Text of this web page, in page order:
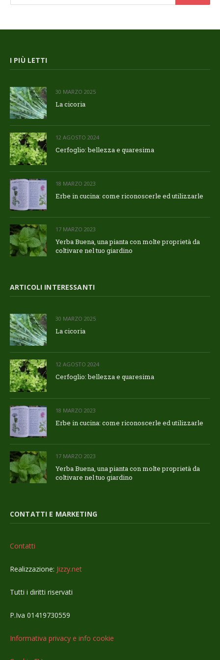
I PIÙ LETTI
30 MARZO 2025
La cicoria
12 AGOSTO 2024
Cerfoglio: bellezza e quaresima
18 MARZO 2023
Erbe in cucina: come riconoscerle ed utilizzarle
17 MARZO 2023
Yerba Buena, una pianta con molte proprietà da
coltivare nel tuo giardino
ARTICOLI INTERESSANTI
30 MARZO 2025
La cicoria
12 AGOSTO 2024
Cerfoglio: bellezza e quaresima
18 MARZO 2023
Erbe in cucina: come riconoscerle ed utilizzarle
17 MARZO 2023
Yerba Buena, una pianta con molte proprietà da
coltivare nel tuo giardino
CONTATTI E MARKETING
Contatti
Realizzazione: Jizzy.net
Tutti i diritti riservati
P.Iva 01419730559
Informativa privacy e info cookie